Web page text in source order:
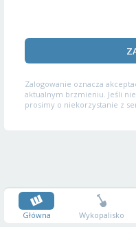
Zalogowanie oznacza
aktualnym brzmieniu. Jeśli
prosimy o niekorzystanie z
Główna Wykopalisko